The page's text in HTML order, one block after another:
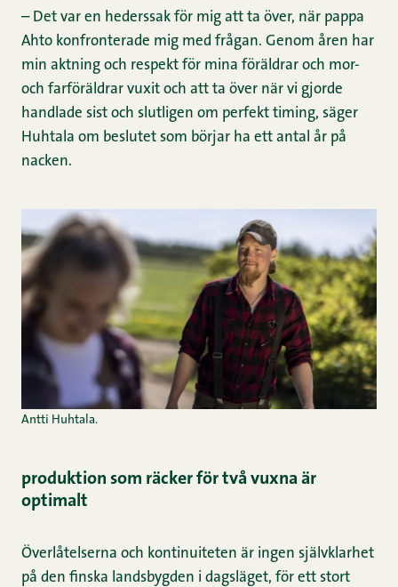
– Det var en hederssak för mig att ta över, när pappa
Ahto konfronterade mig med frågan. Genom åren har
min aktning och respekt för mina föräldrar och mor-
och farföräldrar vuxit och att ta över när vi gjorde
handlade sist och slutligen om perfekt timing, säger
Huhtala om beslutet som börjar ha ett antal år på
nacken.
Antti Huhtala.
produktion som räcker för två vuxna är
optimalt
Överlåtelserna och kontinuiteten är ingen självklarhet
på den finska landsbygden i dagsläget, för ett stort